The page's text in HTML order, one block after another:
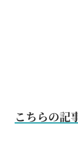
こちらの記